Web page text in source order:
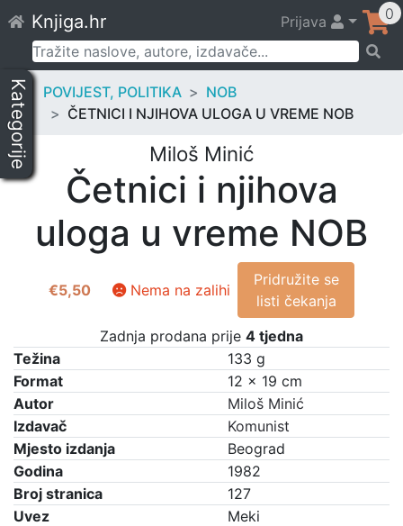
to
content
Knjiga.hr Prijava 0
Pretraži:
Kategorije POVIJEST, POLITIKA
NOB
ČETNICI I NJIHOVA ULOGA U VREME NOB
Miloš Minić
Četnici i njihova
uloga u vreme NOB
€5,50 Nema na zalihi
Pridružite se
listi čekanja
Zadnja prodana prije 4 tjedna
Težina
133 g
Format
12 × 19 cm
Autor
Miloš Minić
Izdavač
Komunist
Mjesto izdanja
Beograd
Godina
1982
Broj stranica
127
Uvez
Meki